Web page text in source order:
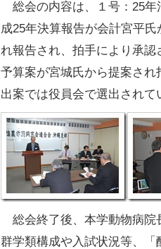
総会の内容は、１号：25年
成25年決算報告が会計宮平
れ報告され、拍手により承
予算案が宮城氏から提案さ
出案では役員会で選出され
総会終了後、本学動物病院
群学類構成や入試状況等、